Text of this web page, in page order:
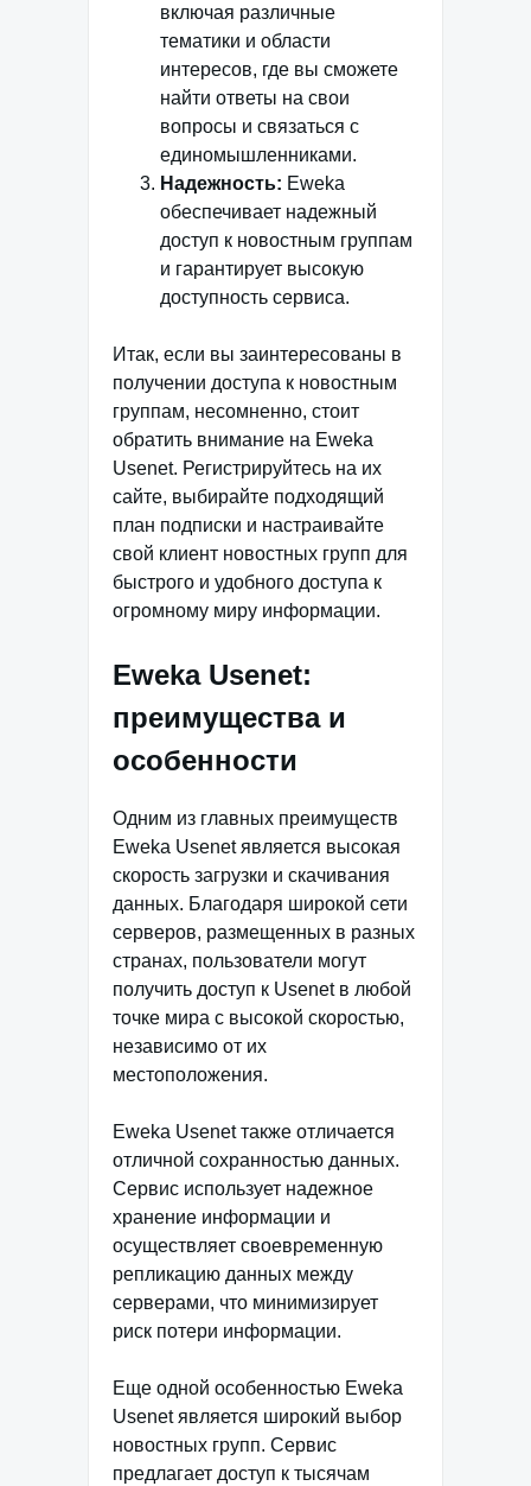
включая различные
тематики и области
интересов, где вы сможете
найти ответы на свои
вопросы и связаться с
единомышленниками.
Надежность: Eweka
обеспечивает надежный
доступ к новостным группам
и гарантирует высокую
доступность сервиса.
Итак, если вы заинтересованы в
получении доступа к новостным
группам, несомненно, стоит
обратить внимание на Eweka
Usenet. Регистрируйтесь на их
сайте, выбирайте подходящий
план подписки и настраивайте
свой клиент новостных групп для
быстрого и удобного доступа к
огромному миру информации.
Eweka Usenet:
преимущества и
особенности
Одним из главных преимуществ
Eweka Usenet является высокая
скорость загрузки и скачивания
данных. Благодаря широкой сети
серверов, размещенных в разных
странах, пользователи могут
получить доступ к Usenet в любой
точке мира с высокой скоростью,
независимо от их
местоположения.
Eweka Usenet также отличается
отличной сохранностью данных.
Сервис использует надежное
хранение информации и
осуществляет своевременную
репликацию данных между
серверами, что минимизирует
риск потери информации.
Еще одной особенностью Eweka
Usenet является широкий выбор
новостных групп. Сервис
предлагает доступ к тысячам